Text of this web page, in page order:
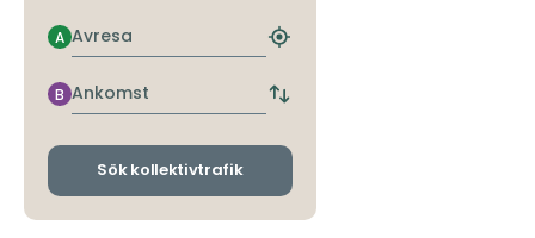
Avresa
A
Hitta
hållplats
Ankomst
B
Byt
och
Sök kollektivtrafik